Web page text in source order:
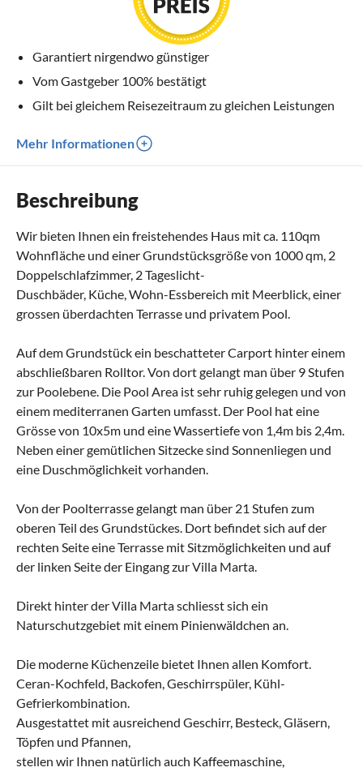
Garantiert nirgendwo günstiger
Vom Gastgeber 100% bestätigt
Gilt bei gleichem Reisezeitraum zu gleichen Leistungen
Mehr Informationen
Beschreibung
Wir bieten Ihnen ein freistehendes Haus mit ca. 110qm
Wohnfläche und einer Grundstücksgröße von 1000 qm, 2
Doppelschlafzimmer, 2 Tageslicht-
Duschbäder, Küche, Wohn-Essbereich mit Meerblick, einer
grossen überdachten Terrasse und privatem Pool.
Auf dem Grundstück ein beschatteter Carport hinter einem
abschließbaren Rolltor. Von dort gelangt man über 9 Stufen
zur Poolebene. Die Pool Area ist sehr ruhig gelegen und von
einem mediterranen Garten umfasst. Der Pool hat eine
Grösse von 10x5m und eine Wassertiefe von 1,4m bis 2,4m.
Neben einer gemütlichen Sitzecke sind Sonnenliegen und
eine Duschmöglichkeit vorhanden.
Von der Poolterrasse gelangt man über 21 Stufen zum
oberen Teil des Grundstückes. Dort befindet sich auf der
rechten Seite eine Terrasse mit Sitzmöglichkeiten und auf
der linken Seite der Eingang zur Villa Marta.
Direkt hinter der Villa Marta schliesst sich ein
Naturschutzgebiet mit einem Pinienwäldchen an.
Die moderne Küchenzeile bietet Ihnen allen Komfort.
Ceran-Kochfeld, Backofen, Geschirrspüler, Kühl-
Gefrierkombination.
Ausgestattet mit ausreichend Geschirr, Besteck, Gläsern,
Töpfen und Pfannen,
stellen wir Ihnen natürlich auch Kaffeemaschine,